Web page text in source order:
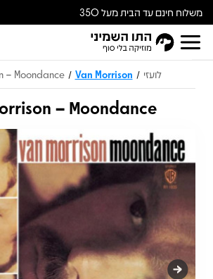
משלוח חינם עד הבית מעל 350
ש״ח
לועזי /
Van Morrison
/
– Moondance
– Moondance